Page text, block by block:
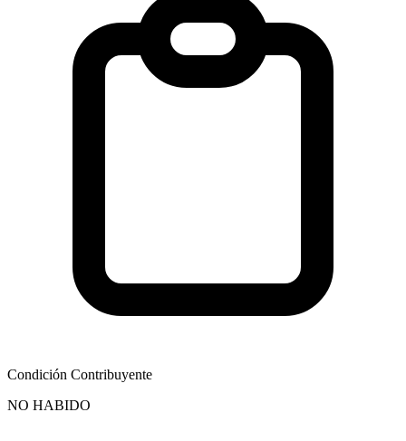
Condición Contribuyente
NO HABIDO